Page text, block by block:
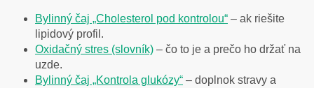
Bylinný čaj „Cholesterol pod kontrolou“ – ak riešite
lipidový profil.
Oxidačný stres (slovník) – čo to je a prečo ho držať na
uzde.
Bylinný čaj „Kontrola glukózy“ – doplnok stravy a